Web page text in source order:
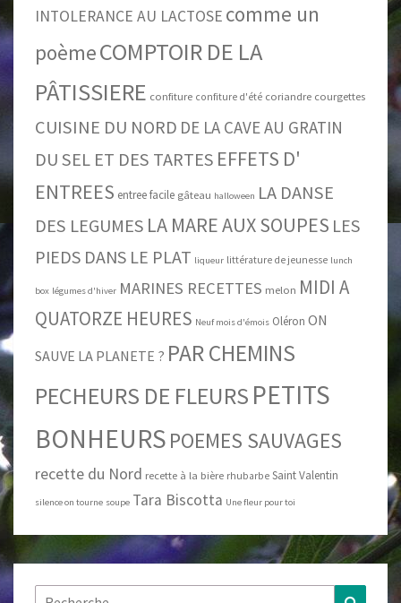
INTOLERANCE AU LACTOSE comme un
poèmeCOMPTOIR DE LA
PÂTISSIERE confiture confiture d'été coriandre courgettes
CUISINE DU NORD DE LA CAVE AU GRATIN
DU SEL ET DES TARTES EFFETS D'
ENTREES entree facile gâteau halloween LA DANSE
DES LEGUMES LA MARE AUX SOUPES LES
PIEDS DANS LE PLAT liqueur littérature de jeunesse lunch
box légumes d'hiver MARINES RECETTES melon MIDI A
QUATORZE HEURES Neuf mois d'émois Oléron ON
SAUVE LA PLANETE ? PAR CHEMINS
PECHEURS DE FLEURS PETITS
BONHEURS POEMES SAUVAGES
recette du Nord recette à la bière rhubarbe Saint Valentin
silence on tourne soupe Tara Biscotta Une fleur pour toi
Rechercher :